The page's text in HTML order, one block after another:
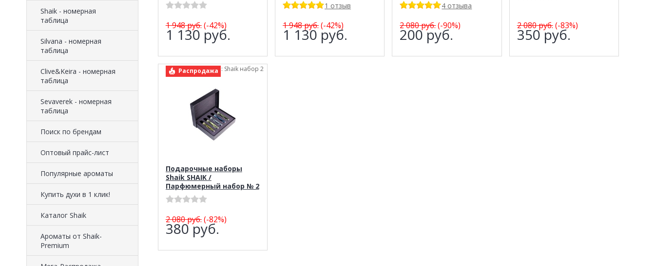
Shaik - номерная
таблица
Silvana - номерная
таблица
Clive&Keira - номерная
таблица
Sevaverek - номерная
таблица
Поиск по брендам
Оптовый прайс-лист
Популярные ароматы
Купить духи в 1 клик!
Каталог Shaik
Ароматы от Shaik-
Premium
1 948руб.(-42%)
1 130 руб.
1 отзыв
1 948руб.(-42%)
1 130 руб.
4 отзыва
2 080руб.(-90%)
200руб. 2 080руб.(-83%)
350руб.
Распродажаарт.: Shaik набор 2
Подарочные наборы
Shaik SHAIK /
Парфюмерный набор № 2
2 080руб.(-82%)
380руб.